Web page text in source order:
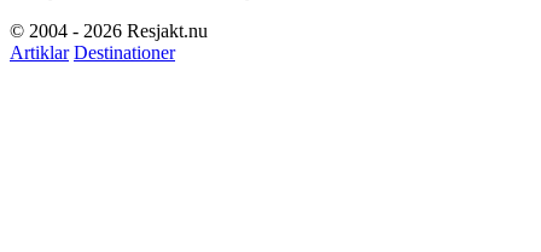
© 2004 - 2026 Resjakt.nu
Artiklar Destinationer